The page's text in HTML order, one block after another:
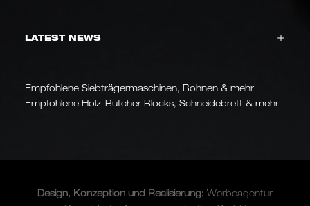
LATEST NEWS
Empfohlene Siebträgermaschinen, Bohnen & mehr
Empfohlene Holz-Butcher Blocks, Schneidebrett & mehr
Design, Konzeption und Realisierung: Werbeagentur